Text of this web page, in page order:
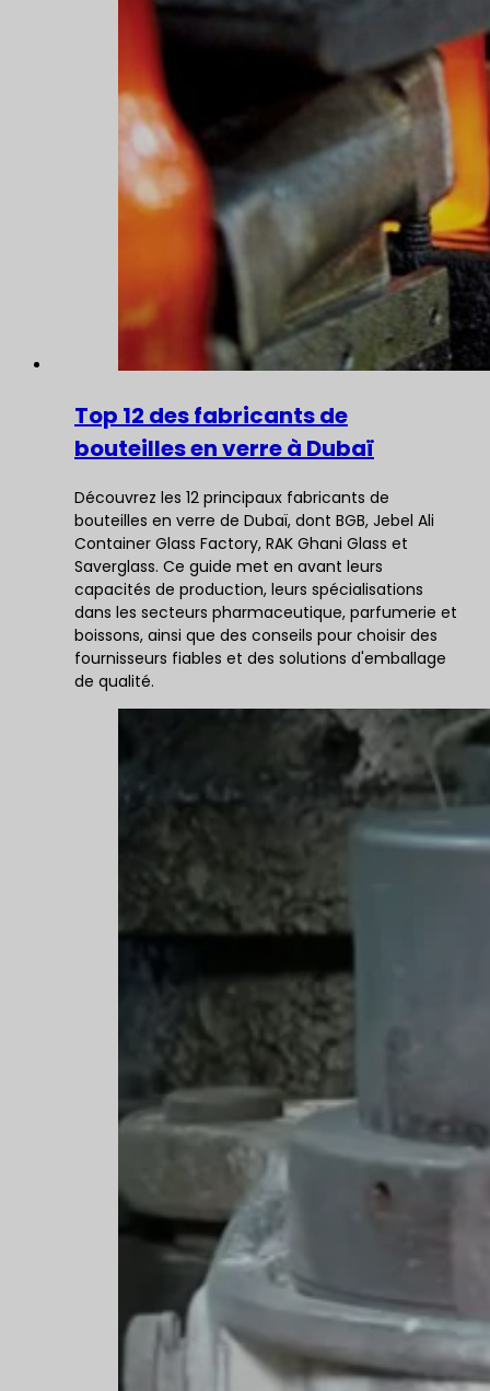
Top 12 des fabricants de
bouteilles en verre à Dubaï
Découvrez les 12 principaux fabricants de
bouteilles en verre de Dubaï, dont BGB, Jebel Ali
Container Glass Factory, RAK Ghani Glass et
Saverglass. Ce guide met en avant leurs
capacités de production, leurs spécialisations
dans les secteurs pharmaceutique, parfumerie et
boissons, ainsi que des conseils pour choisir des
fournisseurs fiables et des solutions d'emballage
de qualité.